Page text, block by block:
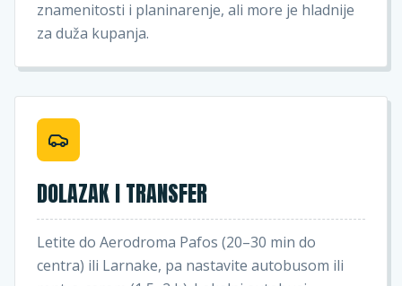
znamenitosti i planinarenje, ali more je hladnije
za duža kupanja.
DOLAZAK I TRANSFER
Letite do Aerodroma Pafos (20–30 min do
centra) ili Larnake, pa nastavite autobusom ili